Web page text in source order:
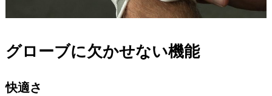
グローブに欠かせない機能
快適さ